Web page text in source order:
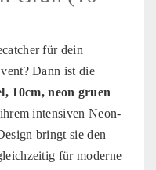
für dein
Dann ist die
10cm, neon gruen
intensiven Neon-
bringt sie den
für moderne